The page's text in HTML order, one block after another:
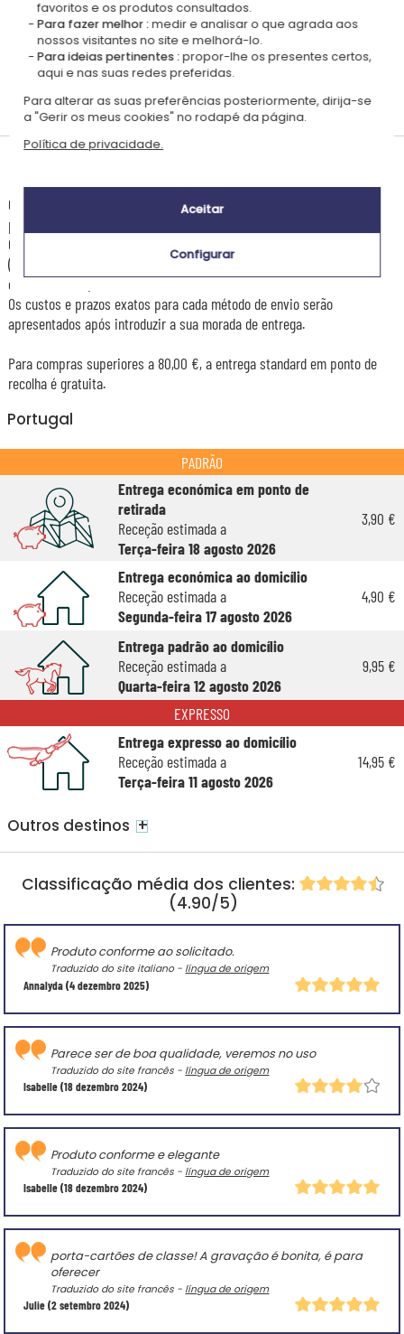
Personalizado
em França
Classificação média dos clientes:
(4.90/5)
Annalyda(4 dezembro 2025)
Produto conforme ao solicitado.
Traduzido do site italiano - língua de origem
Isabelle(18 dezembro 2024)
Parece ser de boa qualidade, veremos no uso
Traduzido do site francês - língua de origem
Isabelle(18 dezembro 2024)
Produto conforme e elegante
Traduzido do site francês - língua de origem
Julie(2 setembro 2024)
porta-cartões de classe! A gravação é bonita, é para
oferecer
Traduzido do site francês - língua de origem
Os prazos de entrega estimados abaixo aplicam-se a encomendas
pagas por Cartão de Crédito ou PayPal.
Os custos e prazos de envio podem variar consoante a sua localização
(zonas remotas ou isoladas) e o peso da encomenda (número de artigos
encomendados).
Os custos e prazos exatos para cada método de envio serão
apresentados após introduzir a sua morada de entrega.
Para compras superiores a 80,00 €, a entrega standard em ponto de
recolha é gratuita.
Portugal
PADRÃO
Entrega económica em ponto de
retirada
Receção estimada a
Terça-feira 18 agosto 2026
3,90 €
Entrega económica ao domicílio
Receção estimada a
Segunda-feira 17 agosto 2026
4,90 €
Entrega padrão ao domicílio
Receção estimada a
Quarta-feira 12 agosto 2026
9,95 €
EXPRESSO
Entrega expresso ao domicílio
Receção estimada a
Terça-feira 11 agosto 2026
14,95 €
Outros destinos +
favoritos e os produtos consultados.
Para fazer melhor :medir e analisar o que agrada aos
nossos visitantes no site e melhorá-lo.
Para ideias pertinentes :propor-lhe os presentes certos,
aqui e nas suas redes preferidas.
Para alterar as suas preferências posteriormente, dirija-se
a "Gerir os meus cookies" no rodapé da página.
Política de privacidade.
Aceitar
Configurar